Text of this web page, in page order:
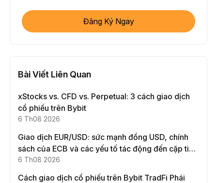
Đăng Ký Ngay
Bài Viết Liên Quan
xStocks vs. CFD vs. Perpetual: 3 cách giao dịch
cổ phiếu trên Bybit
6 Th08 2026
Giao dịch EUR/USD: sức mạnh đồng USD, chính
sách của ECB và các yếu tố tác động đến cặp tiền
này
6 Th08 2026
Cách giao dịch cổ phiếu trên Bybit TradFi Phái